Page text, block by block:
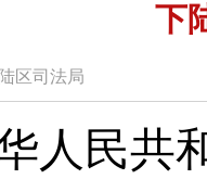
下
陆区司法局
人民共